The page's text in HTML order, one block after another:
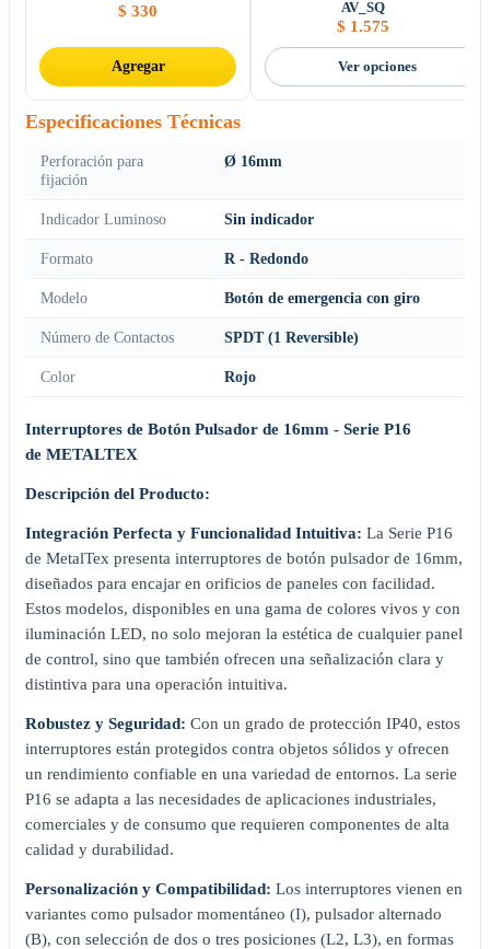
$ 330
Agregar
AV_SQ
$ 1.575
Ver opciones
Especificaciones Técnicas
Perforación para
fijación
Ø 16mm
Indicador Luminoso Sin indicador
Formato R - Redondo
Modelo Botón de emergencia con giro
Número de Contactos SPDT (1 Reversible)
Color Rojo
Interruptores de Botón Pulsador de 16mm - Serie P16
de METALTEX
Descripción del Producto:
Integración Perfecta y Funcionalidad Intuitiva: La Serie P16
de MetalTex presenta interruptores de botón pulsador de 16mm,
diseñados para encajar en orificios de paneles con facilidad.
Estos modelos, disponibles en una gama de colores vivos y con
iluminación LED, no solo mejoran la estética de cualquier panel
de control, sino que también ofrecen una señalización clara y
distintiva para una operación intuitiva.
Robustez y Seguridad: Con un grado de protección IP40, estos
interruptores están protegidos contra objetos sólidos y ofrecen
un rendimiento confiable en una variedad de entornos. La serie
P16 se adapta a las necesidades de aplicaciones industriales,
comerciales y de consumo que requieren componentes de alta
calidad y durabilidad.
Personalización y Compatibilidad: Los interruptores vienen en
variantes como pulsador momentáneo (I), pulsador alternado
(B), con selección de dos o tres posiciones (L2, L3), en formas